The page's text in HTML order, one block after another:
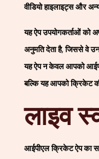
वीडियो हाइलाइट्स और
यह ऐप उपयोगकर्ताओं को
अनुमति देता है, जिससे वे
यह ऐप न केवल आपको
बल्कि यह आपको क्रिकेट
लाइव
आईपीएल क्रिकेट ऐप का